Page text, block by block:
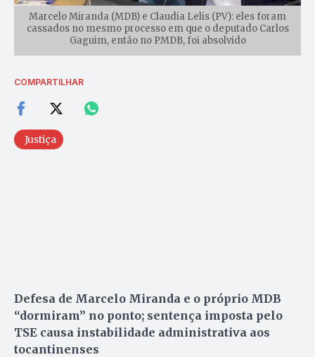
Marcelo Miranda (MDB) e Claudia Lelis (PV): eles foram
cassados no mesmo processo em que o deputado Carlos
Gaguim, então no PMDB, foi absolvido
COMPARTILHAR
Justiça
Defesa de Marcelo Miranda e o próprio MDB
“dormiram” no ponto; sentença imposta pelo
TSE causa instabilidade administrativa aos
tocantinenses